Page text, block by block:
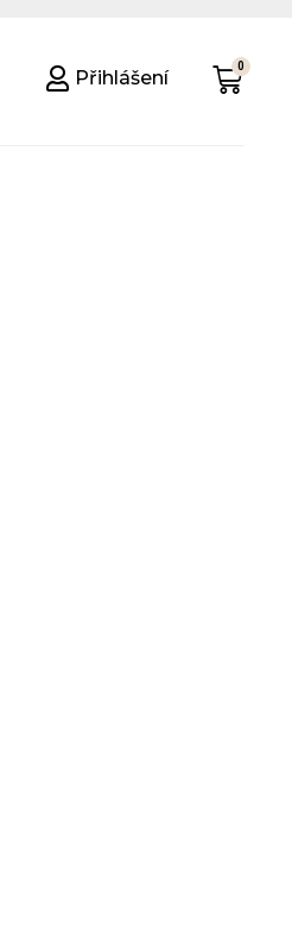
Přihlášení